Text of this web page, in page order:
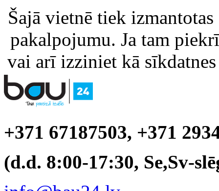
Šajā vietnē tiek
pakalpojumu. Ja tam
vai arī izziniet kā
+371 67187503, +371
(d.d. 8:00-17:30, Se,Sv-